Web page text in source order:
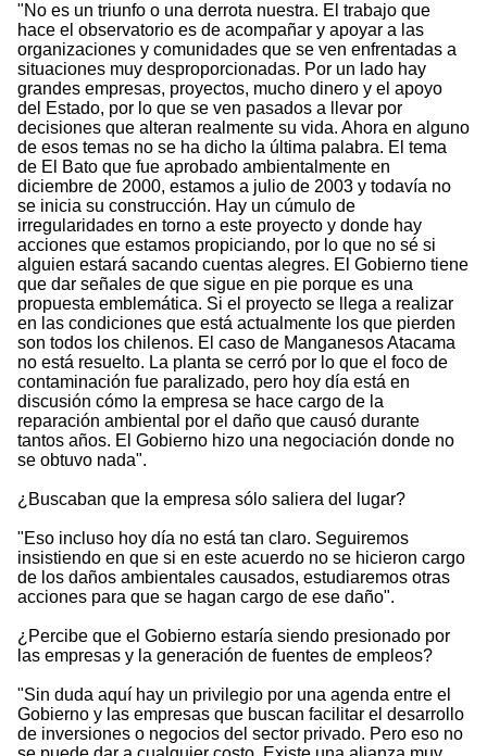
"No es un triunfo o una derrota nuestra. El trabajo que
hace el observatorio es de acompañar y apoyar a las
organizaciones y comunidades que se ven enfrentadas a
situaciones muy desproporcionadas. Por un lado hay
grandes empresas, proyectos, mucho dinero y el apoyo
del Estado, por lo que se ven pasados a llevar por
decisiones que alteran realmente su vida. Ahora en alguno
de esos temas no se ha dicho la última palabra. El tema
de El Bato que fue aprobado ambientalmente en
diciembre de 2000, estamos a julio de 2003 y todavía no
se inicia su construcción. Hay un cúmulo de
irregularidades en torno a este proyecto y donde hay
acciones que estamos propiciando, por lo que no sé si
alguien estará sacando cuentas alegres. El Gobierno tiene
que dar señales de que sigue en pie porque es una
propuesta emblemática. Si el proyecto se llega a realizar
en las condiciones que está actualmente los que pierden
son todos los chilenos. El caso de Manganesos Atacama
no está resuelto. La planta se cerró por lo que el foco de
contaminación fue paralizado, pero hoy día está en
discusión cómo la empresa se hace cargo de la
reparación ambiental por el daño que causó durante
tantos años. El Gobierno hizo una negociación donde no
se obtuvo nada".
¿Buscaban que la empresa sólo saliera del lugar?
"Eso incluso hoy día no está tan claro. Seguiremos
insistiendo en que si en este acuerdo no se hicieron cargo
de los daños ambientales causados, estudiaremos otras
acciones para que se hagan cargo de ese daño".
¿Percibe que el Gobierno estaría siendo presionado por
las empresas y la generación de fuentes de empleos?
"Sin duda aquí hay un privilegio por una agenda entre el
Gobierno y las empresas que buscan facilitar el desarrollo
de inversiones o negocios del sector privado. Pero eso no